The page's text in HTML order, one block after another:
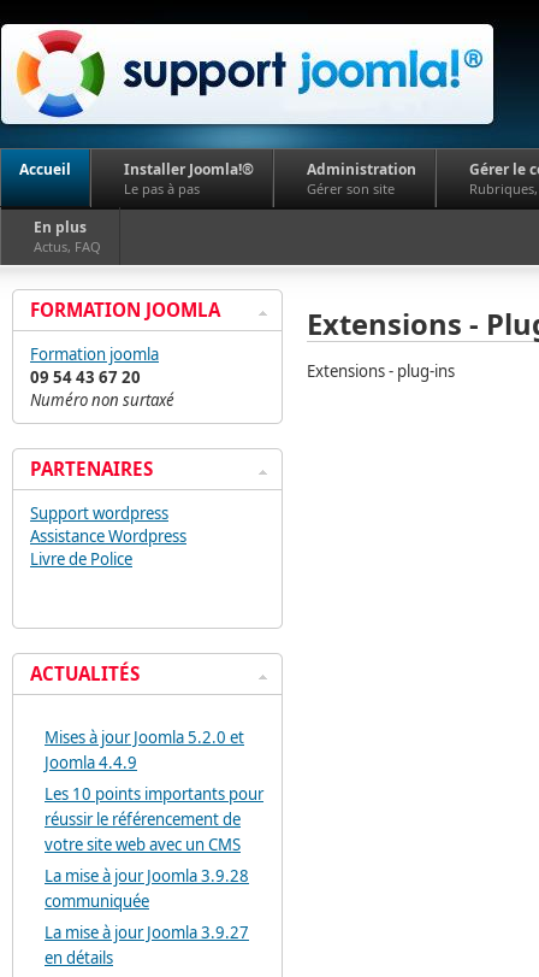
Accueil Installer Joomla!®
Le pas à pas
Administration
Gérer son site
Gérer le
En plus
Actus, FAQ
Extensions -
Extensions - plug-ins
FORMATION JOOMLA
Formation joomla
09 54 43 67 20
Numéro non surtaxé
PARTENAIRES
Support wordpress
Assistance Wordpress
Livre de Police
ACTUALITÉS
Mises à jour Joomla 5.2.0 et
Joomla 4.4.9
Les 10 points importants pour
réussir le référencement de
votre site web avec un CMS
La mise à jour Joomla 3.9.28
communiquée
La mise à jour Joomla 3.9.27
en détails